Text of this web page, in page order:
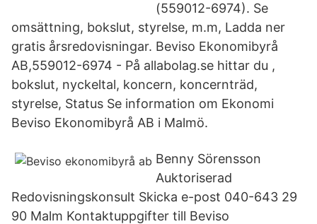
(559012-6974). Se
omsättning, bokslut, styrelse, m.m, Ladda ner
gratis årsredovisningar. Beviso Ekonomibyrå
AB,559012-6974 - På allabolag.se hittar du ,
bokslut, nyckeltal, koncern, koncernträd,
styrelse, Status Se information om Ekonomi
Beviso Ekonomibyrå AB i Malmö.
Benny Sörensson
Auktoriserad
Redovisningskonsult Skicka e-post 040-643 29
90 Malm Kontaktuppgifter till Beviso